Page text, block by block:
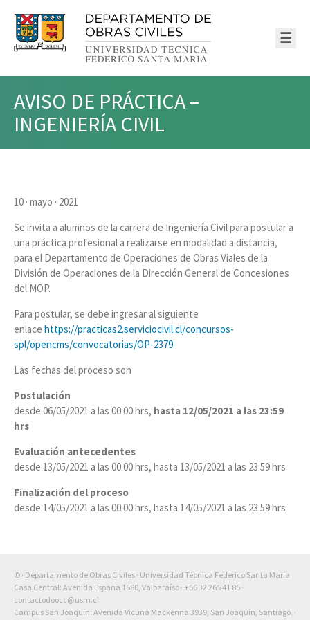
☰
AVISO DE PRÁCTICA –
INGENIERÍA CIVIL
10 · mayo · 2021
Se invita a alumnos de la carrera de Ingeniería Civil para postular a
una práctica profesional a realizarse en modalidad a distancia,
para el Departamento de Operaciones de Obras Viales de la
División de Operaciones de la Dirección General de Concesiones
del MOP.
Para postular, se debe ingresar al siguiente
enlace https://practicas2.serviciocivil.cl/concursos-
spl/opencms/convocatorias/OP-2379
Las fechas del proceso son
Postulación
desde 06/05/2021 a las 00:00 hrs, hasta 12/05/2021 a las 23:59
hrs
Evaluación antecedentes
desde 13/05/2021 a las 00:00 hrs, hasta 13/05/2021 a las 23:59 hrs
Finalización del proceso
desde 14/05/2021 a las 00:00 hrs, hasta 14/05/2021 a las 23:59 hrs
© · Departamento de Obras Civiles · Universidad Técnica Federico Santa María
Casa Central: Avenida España 1680, Valparaíso · +56 32 265 41 85 ·
contactodoocc@usm.cl
Campus San Joaquín: Avenida Vicuña Mackenna 3939, San Joaquín, Santiago. ·